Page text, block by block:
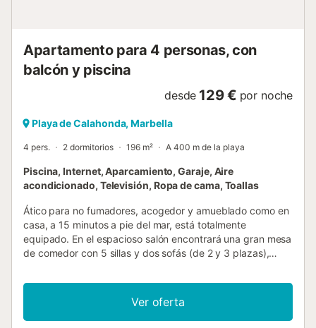
Apartamento para 4 personas, con
balcón y piscina
desde 129 € por noche
Playa de Calahonda, Marbella
4 pers. 2 dormitorios 196 m² A 400 m de la playa
Piscina, Internet, Aparcamiento, Garaje, Aire
acondicionado, Televisión, Ropa de cama, Toallas
Ático para no fumadores, acogedor y amueblado como en
casa, a 15 minutos a pie del mar, está totalmente
equipado. En el espacioso salón encontrará una gran mesa
de comedor con 5 sillas y dos sofás (de 2 y 3 plazas),
a distancia, DVD y televisión con más de 180 canales
internacionales, incluyendo inglés, alemán, francés y
español. El apartamento está equipado con dos persianas
eléctricas y dos manuales, aire acondicionado y conexión
Ver oferta